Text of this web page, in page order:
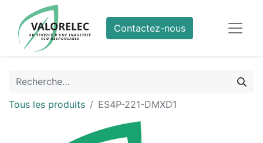
Contactez-nous
Tous les produits ES4P-221-DMXD1